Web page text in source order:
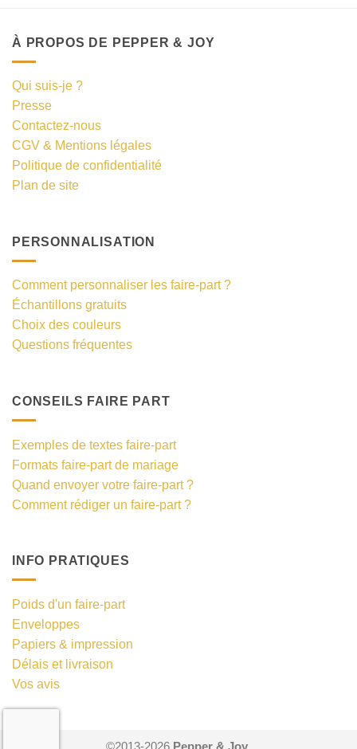
À PROPOS DE PEPPER & JOY
Qui suis-je ?
Presse
Contactez-nous
CGV & Mentions légales
Politique de confidentialité
Plan de site
PERSONNALISATION
Comment personnaliser les faire-part ?
Échantillons gratuits
Choix des couleurs
Questions fréquentes
CONSEILS FAIRE PART
Exemples de textes faire-part
Formats faire-part de mariage
Quand envoyer votre faire-part ?
Comment rédiger un faire-part ?
INFO PRATIQUES
Poids d'un faire-part
Enveloppes
Papiers & impression
Délais et livraison
Vos avis
©2013-2026 Pepper & Joy